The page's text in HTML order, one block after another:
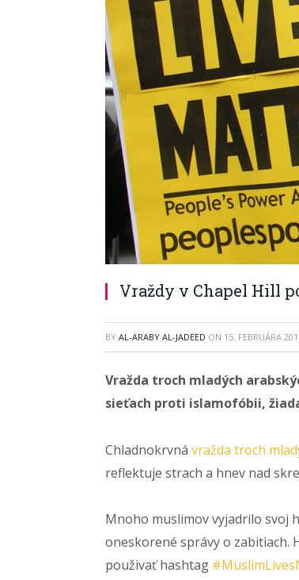
Vraždy v Chapel Hill
BY AL-ARABY AL-JADEED ON 15. FEBRUÁRA
Vražda troch mladých
sieťach proti islamofóbii,
Chladnokrvná vražda troch
reflektuje strach a hnev nad
Mnoho muslimov vyjadrilo svoj
oneskorené správy o zabitiach.
použivať hashtag